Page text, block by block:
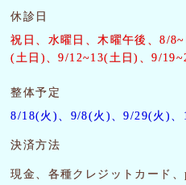
休診日
祝日、水曜日、木曜午後
、8/
(土日)、9/12~13(土日)、9/
整体予定
8/18(火)、9/8(火)、9/29(火)、
決済方法
現金、各種クレジットカード